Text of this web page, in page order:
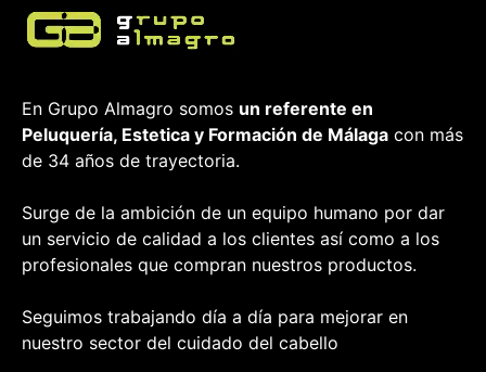
En Grupo Almagro somos un referente en
Peluquería, Estetica y Formación de Málaga con más
de 34 años de trayectoria.
Surge de la ambición de un equipo humano por dar
un servicio de calidad a los clientes así como a los
profesionales que compran nuestros productos.
Seguimos trabajando día a día para mejorar en
nuestro sector del cuidado del cabello